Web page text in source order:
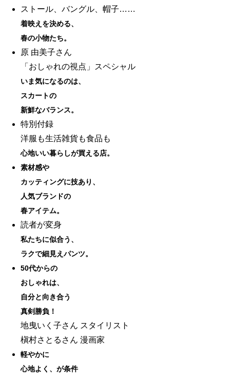
ストール、バングル、帽子……
着映えを決める、
春の小物たち。
原 由美子さん
「おしゃれの視点」スペシャル
いま気になるのは、
スカートの
新鮮なバランス。
特別付録
洋服も生活雑貨も食品も
心地いい暮らしが買える店。
素材感や
カッティングに技あり、
人気ブランドの
春アイテム。
読者が変身
私たちに似合う、
ラクで細見えパンツ。
50代からの
おしゃれは、
自分と向き合う
真剣勝負！
地曳いく子さん スタイリスト
槇村さとるさん 漫画家
軽やかに
心地よく、が条件